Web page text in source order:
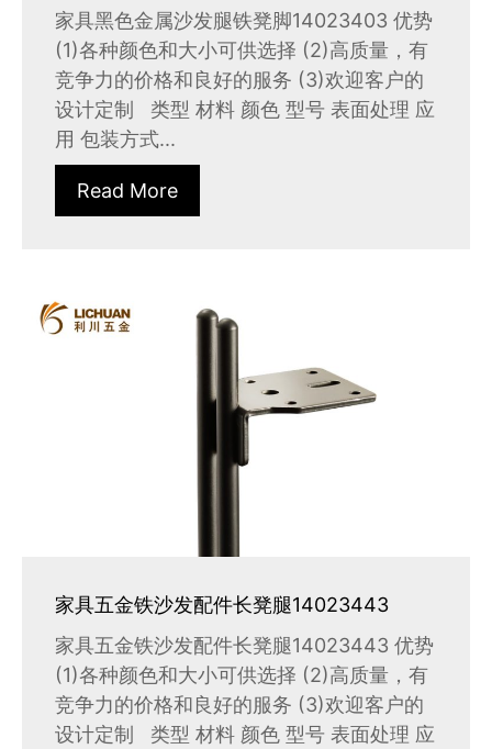
家具黑色金属沙发腿铁凳脚14023403 优势
(1)各种颜色和大小可供选择 (2)高质量，有
竞争力的价格和良好的服务 (3)欢迎客户的
设计定制 类型 材料 颜色 型号 表面处理 应
用 包装方式...
Read More
家具五金铁沙发配件长凳腿14023443
家具五金铁沙发配件长凳腿14023443 优势
(1)各种颜色和大小可供选择 (2)高质量，有
竞争力的价格和良好的服务 (3)欢迎客户的
设计定制 类型 材料 颜色 型号 表面处理 应